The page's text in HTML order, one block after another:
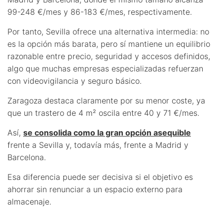
99-248 €/mes y 86-183 €/mes, respectivamente.
Por tanto, Sevilla ofrece una alternativa intermedia: no
es la opción más barata, pero sí mantiene un equilibrio
razonable entre precio, seguridad y accesos definidos,
algo que muchas empresas especializadas refuerzan
con videovigilancia y seguro básico.
Zaragoza destaca claramente por su menor coste, ya
que un trastero de 4 m² oscila entre 40 y 71 €/mes.
Así, se consolida como la gran opción asequible
frente a Sevilla y, todavía más, frente a Madrid y
Barcelona.
Esa diferencia puede ser decisiva si el objetivo es
ahorrar sin renunciar a un espacio externo para
almacenaje.